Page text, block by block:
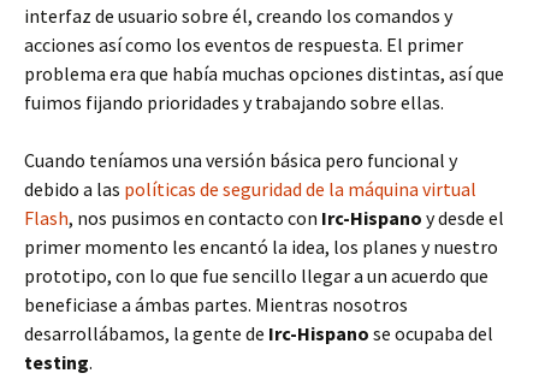
interfaz de usuario sobre él, creando los comandos y
acciones así como los eventos de respuesta. El primer
problema era que había muchas opciones distintas, así que
fuimos fijando prioridades y trabajando sobre ellas.
Cuando teníamos una versión básica pero funcional y
debido a las políticas de seguridad de la máquina virtual
Flash, nos pusimos en contacto con Irc-Hispano y desde el
primer momento les encantó la idea, los planes y nuestro
prototipo, con lo que fue sencillo llegar a un acuerdo que
beneficiase a ámbas partes. Mientras nosotros
desarrollábamos, la gente de Irc-Hispano se ocupaba del
testing.